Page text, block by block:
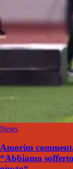
News
Amorim
“Abbiamo